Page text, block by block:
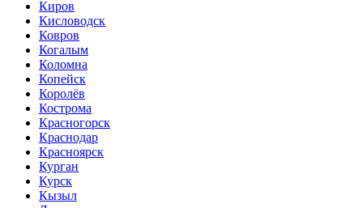
Киров
Кисловодск
Ковров
Когалым
Коломна
Копейск
Королёв
Кострома
Красногорск
Краснодар
Красноярск
Курган
Курск
Кызыл